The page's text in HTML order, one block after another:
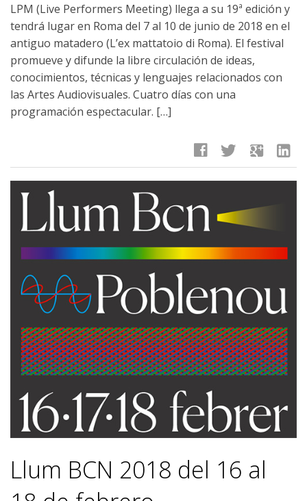
LPM (Live Performers Meeting) llega a su 19ª edición y
tendrá lugar en Roma del 7 al 10 de junio de 2018 en el
antiguo matadero (L’ex mattatoio di Roma). El festival
promueve y difunde la libre circulación de ideas,
conocimientos, técnicas y lenguajes relacionados con
las Artes Audiovisuales. Cuatro días con una
programación espectacular. […]
facebook twitter google linkedin
Llum BCN 2018 del 16 al